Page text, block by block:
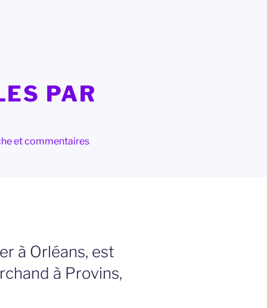
PAR
et commentaires
à Orléans, est
à Provins,